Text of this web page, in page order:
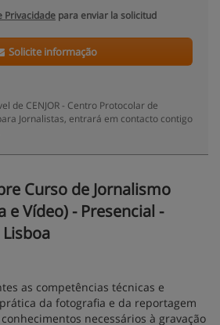
Privacidade para enviar la solicitud
Solicite informação
de CENJOR - Centro Protocolar de
Jornalistas, entrará em contacto contigo
Curso de Jornalismo
e Vídeo) - Presencial -
as competências técnicas e
da fotografia e da reportagem
necessários à gravação